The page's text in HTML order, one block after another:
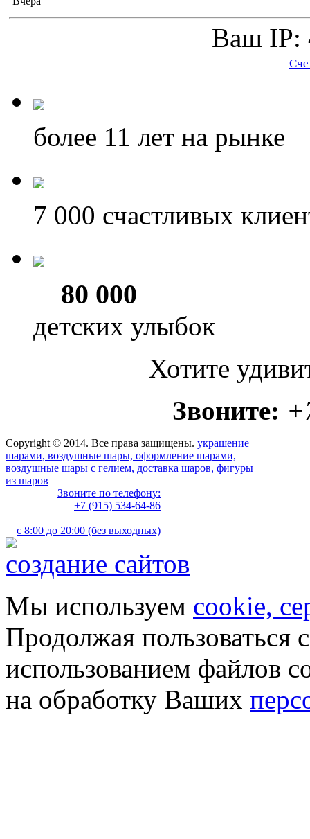
Ваш IP:
более 11 лет на рынке
7 000 счастливых
80 000
детских улыбок
Хотите
Звоните:
Copyright © 2014. Все права защищены. украшение
шарами, воздушные шары, оформление шарами,
воздушные шары с гелием, доставка шаров, фигуры
из шаров
Звоните по телефону:
+7 (915) 534-64-86
с 8:00 до 20:00 (без выходных)
создание сайтов
Мы используем cookie,
Продолжая пользоваться
использованием файлов
на обработку Ваших